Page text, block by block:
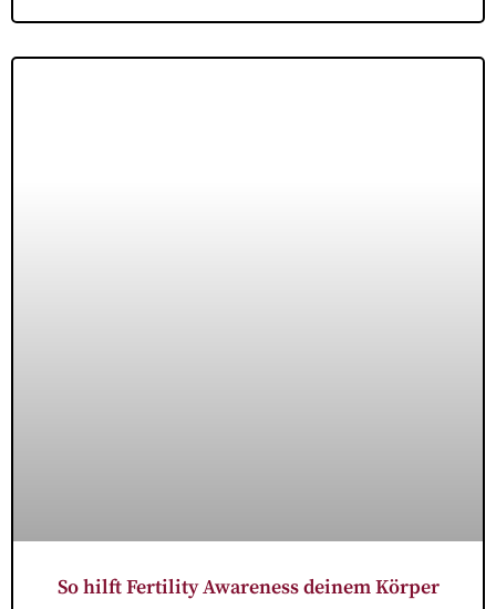
So hilft Fertility Awareness deinem Körper